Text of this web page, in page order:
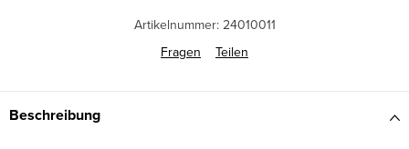
Artikelnummer: 24010011
Fragen
Teilen
Beschreibung